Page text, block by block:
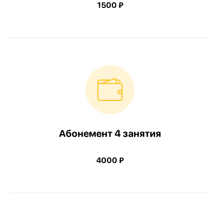
1500 ₽
Абонемент 4 занятия
4000 ₽